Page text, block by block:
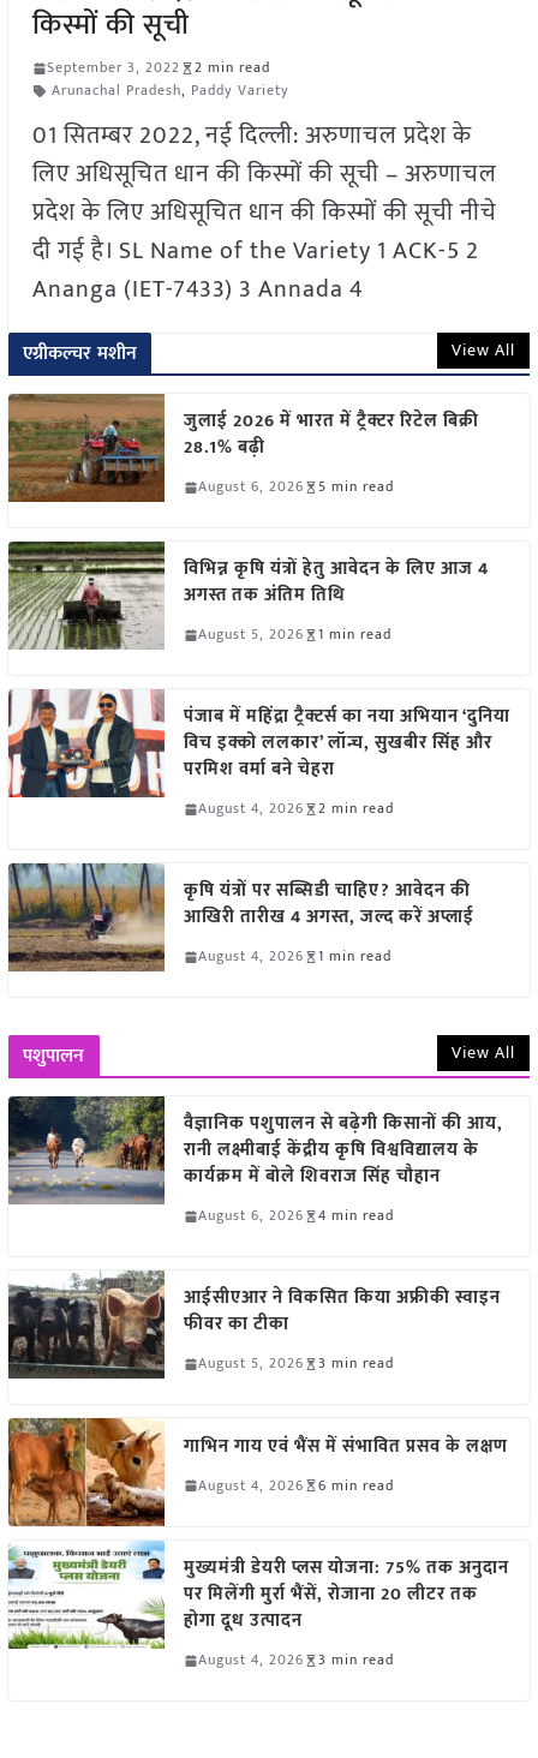
किस्मों की सूची
September 3, 2022
2 min read
Arunachal Pradesh, Paddy Variety
01 सितम्बर 2022, नई दिल्ली: अरुणाचल प्रदेश के
लिए अधिसूचित धान की किस्मों की सूची – अरुणाचल
प्रदेश के लिए अधिसूचित धान की किस्मों की सूची नीचे
दी गई है। SL Name of the Variety 1 ACK-5 2
Ananga (IET-7433) 3 Annada 4
एग्रीकल्चर मशीन View All
जुलाई 2026 में भारत में ट्रैक्टर रिटेल बिक्री
28.1% बढ़ी
August 6, 2026 5 min read
विभिन्न कृषि यंत्रों हेतु आवेदन के लिए आज 4
अगस्त तक अंतिम तिथि
August 5, 2026 1 min read
पंजाब में महिंद्रा ट्रैक्टर्स का नया अभियान ‘दुनिया
विच इक्को ललकार’ लॉन्च, सुखबीर सिंह और
परमिश वर्मा बने चेहरा
August 4, 2026 2 min read
कृषि यंत्रों पर सब्सिडी चाहिए? आवेदन की
आखिरी तारीख 4 अगस्त, जल्द करें अप्लाई
August 4, 2026 1 min read
पशुपालन View All
वैज्ञानिक पशुपालन से बढ़ेगी किसानों की आय,
रानी लक्ष्मीबाई केंद्रीय कृषि विश्वविद्यालय के
कार्यक्रम में बोले शिवराज सिंह चौहान
August 6, 2026 4 min read
आईसीएआर ने विकसित किया अफ्रीकी स्वाइन
फीवर का टीका
August 5, 2026 3 min read
गाभिन गाय एवं भैंस में संभावित प्रसव के लक्षण
August 4, 2026 6 min read
मुख्यमंत्री डेयरी प्लस योजना: 75% तक अनुदान
पर मिलेंगी मुर्रा भैंसें, रोजाना 20 लीटर तक
होगा दूध उत्पादन
August 4, 2026 3 min read